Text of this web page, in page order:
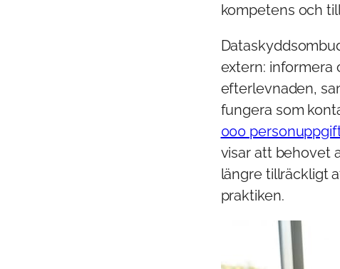
kompetens och
extern: informera
efterlevnaden,
fungera som
000
visar att behovet
längre tillräckligt
praktiken.